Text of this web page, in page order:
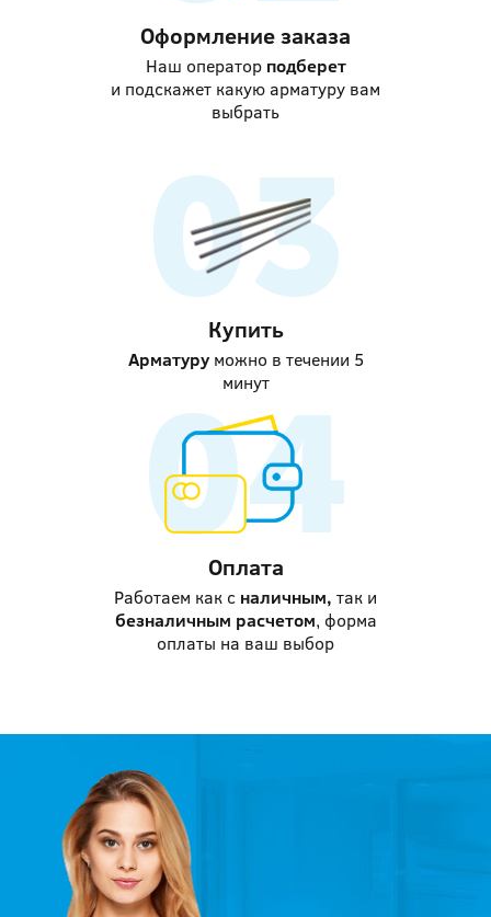
Оформление заказа
Наш оператор подберет
и подскажет какую арматуру вам
выбрать
Купить
Арматуруможно в течении 5
минут
Оплата
Работаем как с наличным, так и
безналичным расчетом, форма
оплаты на ваш выбор